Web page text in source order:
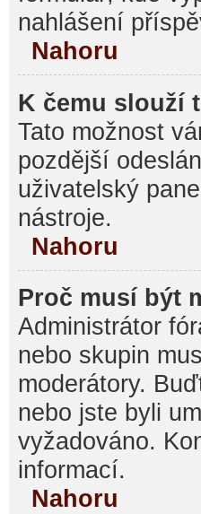
nahlášení
Nahoru
K čemu slouží
Tato možnost
pozdější
uživatelský
nástroje.
Nahoru
Proč musí být
Administrátor
nebo skupin
moderátory.
nebo jste byli
vyžadováno.
informací.
Nahoru